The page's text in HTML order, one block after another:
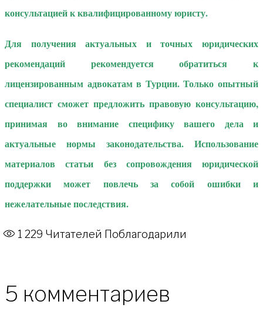
консультацией к квалифицированному юристу.
Для получения актуальных и точных юридических
рекомендаций рекомендуется обратиться к
лицензированным адвокатам в Турции. Только опытный
специалист сможет предложить правовую консультацию,
принимая во внимание специфику вашего дела и
актуальные нормы законодательства. Использование
материалов статьи без сопровождения юридической
поддержки может повлечь за собой ошибки и
нежелательные последствия.
1 229 Читателей Поблагодарили
5 комментариев